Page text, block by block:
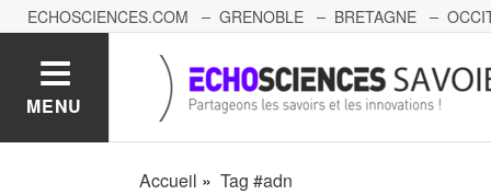
ECHOSCIENCES.COM GRENOBLE BRETAGNE
MENU
Accueil Tag #adn